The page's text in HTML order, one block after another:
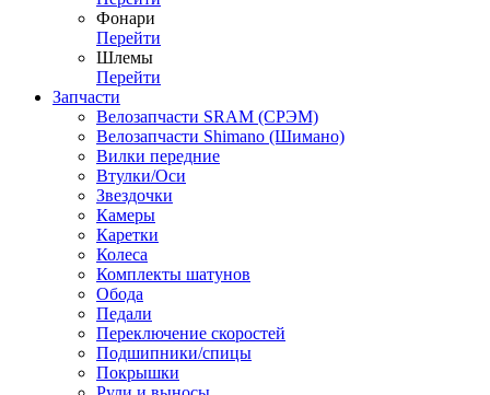
Фонари
Перейти
Шлемы
Перейти
Запчасти
Велозапчасти SRAM (СРЭМ)
Велозапчасти Shimano (Шимано)
Вилки передние
Втулки/Оси
Звездочки
Камеры
Каретки
Колеса
Комплекты шатунов
Обода
Педали
Переключение скоростей
Подшипники/спицы
Покрышки